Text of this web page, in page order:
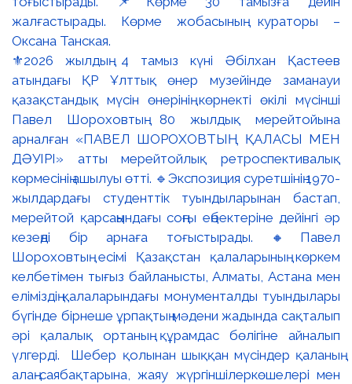
⚜️2026 жылдың 4 тамыз күні Әбілхан Қастеев
атындағы ҚР Ұлттық өнер музейінде заманауи
қазақстандық мүсін өнерінің көрнекті өкілі мүсінші
Павел Шороховтың 80 жылдық мерейтойына
арналған «ПАВЕЛ ШОРОХОВТЫҢ ҚАЛАСЫ МЕН
ДӘУІРІ» атты мерейтойлық ретроспективалық
көрмесінің ашылуы өтті. 🔹Экспозиция суретшінің 1970-
жылдардағы студенттік туындыларынан бастап,
мерейтой қарсаңындағы соңғы еңбектеріне дейінгі әр
кезеңді бір арнаға тоғыстырады. 🔸Павел
Шороховтың есімі Қазақстан қалаларының көркем
келбетімен тығыз байланысты, Алматы, Астана мен
еліміздің қалаларындағы монументалды туындылары
бүгінде бірнеше ұрпақтың мәдени жадында сақталып
әрі қалалық ортаның құрамдас бөлігіне айналып
үлгерді. Шебер қолынан шыққан мүсіндер қаланың
алаң-саябақтарына, жаяу жүргіншілеркөшелері мен